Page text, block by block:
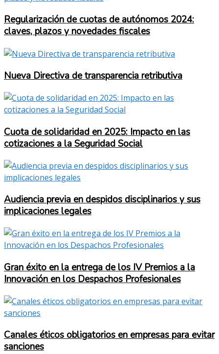
Regularización de cuotas de autónomos 2024:
claves, plazos y novedades fiscales
Nueva Directiva de transparencia retributiva
Cuota de solidaridad en 2025: Impacto en las
cotizaciones a la Seguridad Social
Audiencia previa en despidos disciplinarios y sus
implicaciones legales
Gran éxito en la entrega de los IV Premios a la
Innovación en los Despachos Profesionales
Canales éticos obligatorios en empresas para evitar
sanciones